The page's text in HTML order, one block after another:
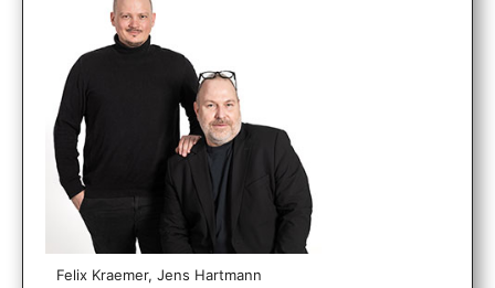
Felix Kraemer, Jens Hartmann